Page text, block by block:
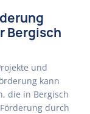
Bergisch
und
kann
die in Bergisch
durch